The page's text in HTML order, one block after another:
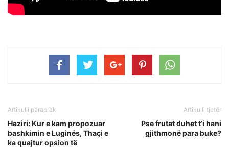
Artikulli paraprak
Haziri: Kur e kam propozuar
bashkimin e Luginës, Thaçi e
ka quajtur opsion të
Artikulli tjetër
Pse frutat duhet t’i hani
gjithmonë para buke?